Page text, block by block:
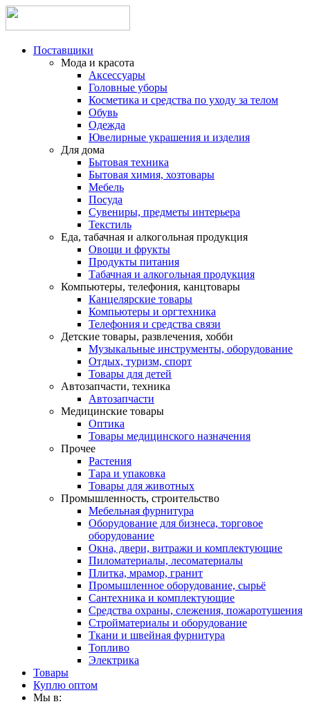
Поставщики
Мода и красота
Аксессуары
Головные уборы
Косметика и средства по уходу за телом
Обувь
Одежда
Ювелирные украшения и изделия
Для дома
Бытовая техника
Бытовая химия, хозтовары
Мебель
Посуда
Сувениры, предметы интерьера
Текстиль
Еда, табачная и алкогольная продукция
Овощи и фрукты
Продукты питания
Табачная и алкогольная продукция
Компьютеры, телефония, канцтовары
Канцелярские товары
Компьютеры и оргтехника
Телефония и средства связи
Детские товары, развлечения, хобби
Музыкальные инструменты, оборудование
Отдых, туризм, спорт
Товары для детей
Автозапчасти, техника
Автозапчасти
Медицинские товары
Оптика
Товары медицинского назначения
Прочее
Растения
Тара и упаковка
Товары для животных
Промышленность, строительство
Мебельная фурнитура
Оборудование для бизнеса, торговое
оборудование
Окна, двери, витражи и комплектующие
Пиломатериалы, лесоматериалы
Плитка, мрамор, гранит
Промышленное оборудование, сырьё
Сантехника и комплектующие
Средства охраны, слежения, пожаротушения
Стройматериалы и оборудование
Ткани и швейная фурнитура
Топливо
Электрика
Товары
Куплю оптом
Мы в: